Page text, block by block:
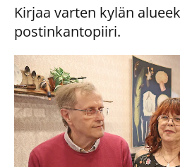
Kirjaa varten kylän
postinkantopiiri.